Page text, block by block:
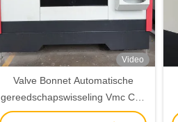
Video
Valve Bonnet Automatische
gereedschapswisseling Vmc Cnc
machine Verticale boormachine